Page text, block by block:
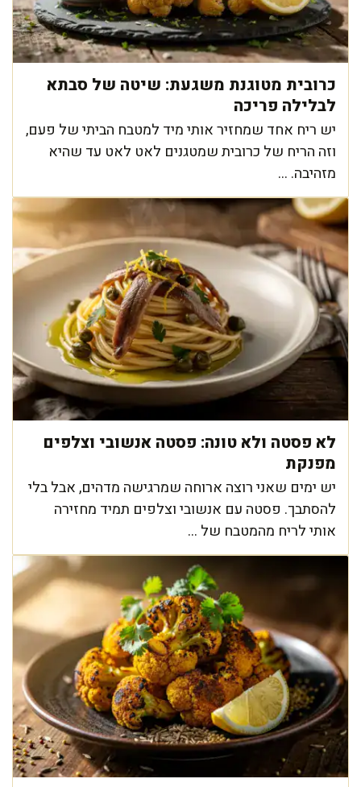
כרובית מטוגנת משגעת: שיטה של סבתא
לבלילה פריכה
יש ריח אחד שמחזיר אותי מיד למטבח הביתי של פעם,
וזה הריח של כרובית שמטגנים לאט לאט עד שהיא
מזהיבה. ...
לא פסטה ולא טונה: פסטה אנשובי וצלפים
מפנקת
יש ימים שאני רוצה ארוחה שמרגישה מדהים, אבל בלי
להסתבך. פסטה עם אנשובי וצלפים תמיד מחזירה
אותי לריח מהמטבח של ...